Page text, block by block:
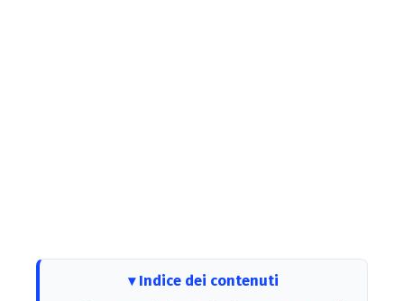
Indice dei contenuti